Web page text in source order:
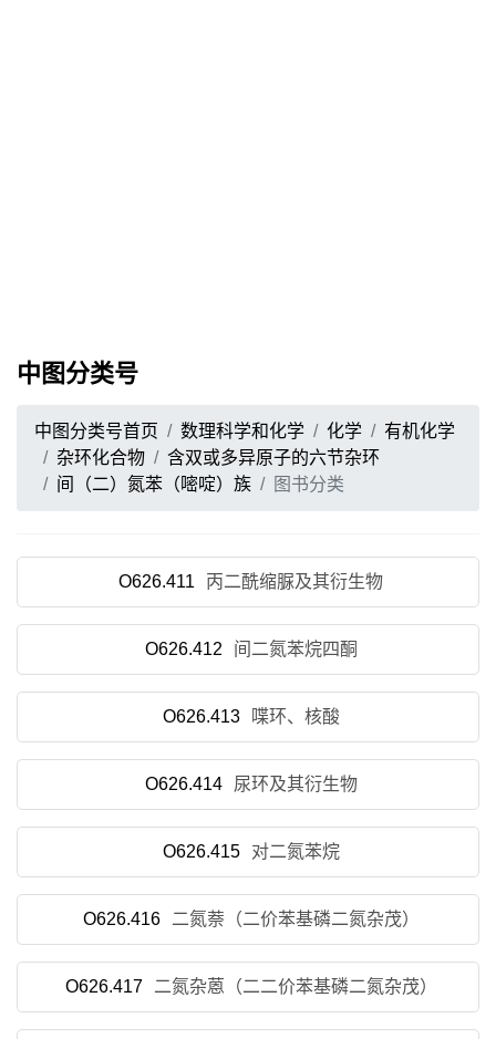
中图分类号
中图分类号首页 数理科学和化学 化学
有机化学
杂环化合物
含双或多异原子的六节杂环
间（二）氮苯（嘧啶）族
图书分类
O626.411 丙二酰缩脲及其衍生物
O626.412 间二氮苯烷四酮
O626.413 喋环、核酸
O626.414 尿环及其衍生物
O626.415 对二氮苯烷
O626.416 二氮萘（二价苯基磷二氮杂茂）
O626.417 二氮杂蒽（二二价苯基磷二氮杂茂）